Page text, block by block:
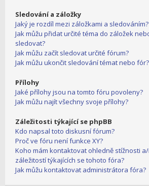
Sledování a záložky
Jaký je rozdíl mezi záložkami a sledováním?
Jak můžu přidat určité téma do záložek
sledovat?
Jak můžu začít sledovat určité fórum?
Jak můžu ukončit sledování témat nebo fór?
Přílohy
Jaké přílohy jsou na tomto fóru povoleny?
Jak můžu najít všechny svoje přílohy?
Záležitosti týkající se phpBB
Kdo napsal toto diskusní fórum?
Proč ve fóru není funkce XY?
Koho mám kontaktovat ohledně stížnosti
záležitostí týkajících se tohoto fóra?
Jak můžu kontaktovat administrátora fóra?